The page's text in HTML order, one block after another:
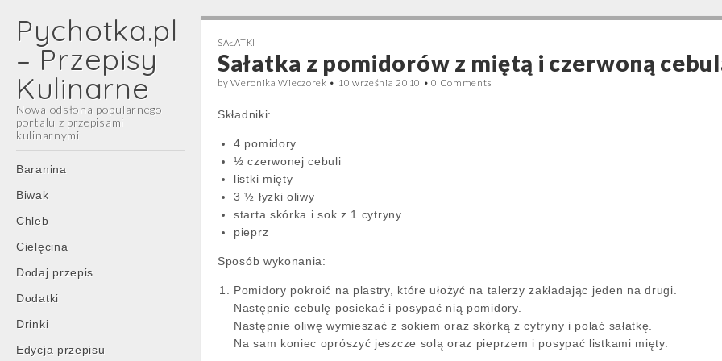
Pychotka.pl
– Przepisy
Kulinarne
Nowa odsłona popularnego
portalu z przepisami
kulinarnymi
Main
menu
Skip
content
Baranina
Biwak
Chleb
Cielęcina
Dodaj przepis
Dodatki
Drinki
Edycja przepisu
SAŁATKI
Sałatka z pomidorów z miętą i czerwoną
byWeronika Wieczorek • 10 września 2010 •0 Comments
Składniki:
4 pomidory
½ czerwonej cebuli
listki mięty
3 ½ łyzki oliwy
starta skórka i sok z 1 cytryny
pieprz
Sposób wykonania:
Pomidory pokroić na plastry, które ułożyć na talerzy zakładając jeden na drugi.
Następnie cebulę posiekać i posypać nią pomidory.
Następnie oliwę wymieszać z sokiem oraz skórką z cytryny i polać sałatkę.
Na sam koniec oprószyć jeszcze solą oraz pieprzem i posypać listkami mięty.